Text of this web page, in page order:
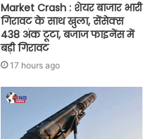
Market Crash : शेयर बाजार भारी
गिरावट के साथ खुला, सेंसेक्स
438 अंक टूटा, बजाज फाइनेंस में
बड़ी गिरावट
17 hours ago